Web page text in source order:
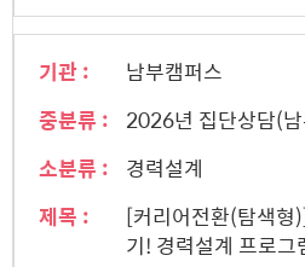
기관 :
남부캠퍼스
중분류 :
2026년 집단상담(
소분류 :
경력설계
제목 :
[커리어전환(탐색형
기! 경력설계 프로그